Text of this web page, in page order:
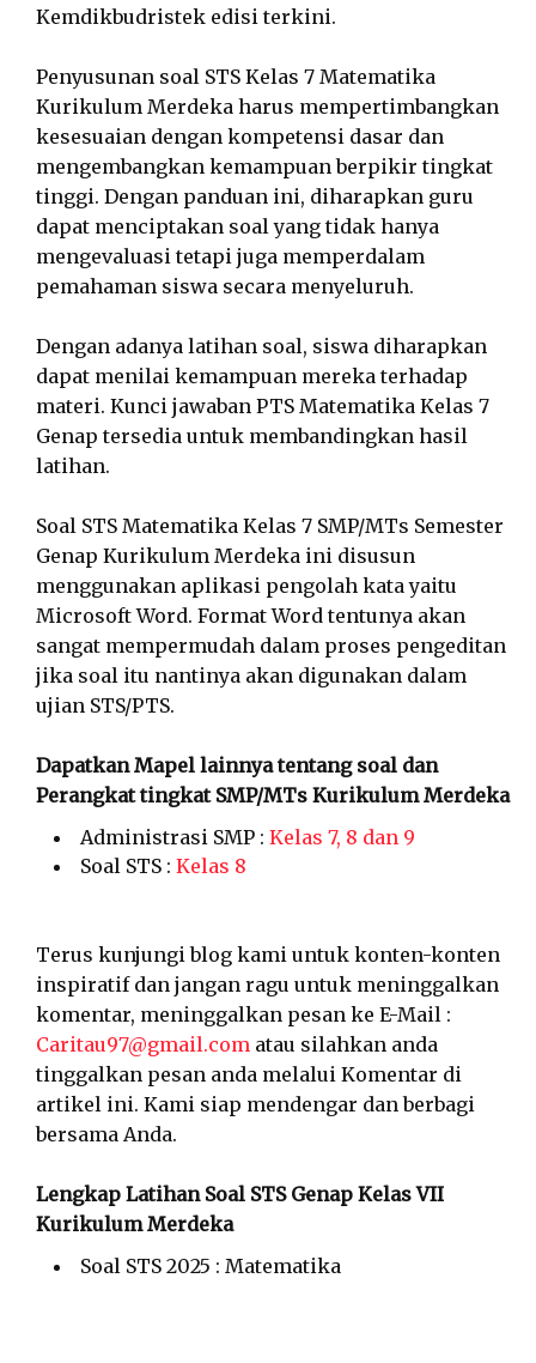
Kemdikbudristek edisi terkini.
Penyusunan soal STS Kelas 7 Matematika
Kurikulum Merdeka harus mempertimbangkan
kesesuaian dengan kompetensi dasar dan
mengembangkan kemampuan berpikir tingkat
tinggi. Dengan panduan ini, diharapkan guru
dapat menciptakan soal yang tidak hanya
mengevaluasi tetapi juga memperdalam
pemahaman siswa secara menyeluruh.
Dengan adanya latihan soal, siswa diharapkan
dapat menilai kemampuan mereka terhadap
materi. Kunci jawaban PTS Matematika Kelas 7
Genap tersedia untuk membandingkan hasil
latihan.
Soal STS Matematika Kelas 7 SMP/MTs Semester
Genap Kurikulum Merdeka ini disusun
menggunakan aplikasi pengolah kata yaitu
Microsoft Word. Format Word tentunya akan
sangat mempermudah dalam proses pengeditan
jika soal itu nantinya akan digunakan dalam
ujian STS/PTS.
Dapatkan Mapel lainnya tentang soal dan
Perangkat tingkat SMP/MTs Kurikulum Merdeka
Administrasi SMP : Kelas 7, 8 dan 9
Soal STS : Kelas 8
Terus kunjungi blog kami untuk konten-konten
inspiratif dan jangan ragu untuk meninggalkan
komentar, meninggalkan pesan ke E-Mail :
Caritau97@gmail.com atau silahkan anda
tinggalkan pesan anda melalui Komentar di
artikel ini. Kami siap mendengar dan berbagi
bersama Anda.
Lengkap Latihan Soal STS Genap Kelas VII
Kurikulum Merdeka
Soal STS 2025 : Matematika